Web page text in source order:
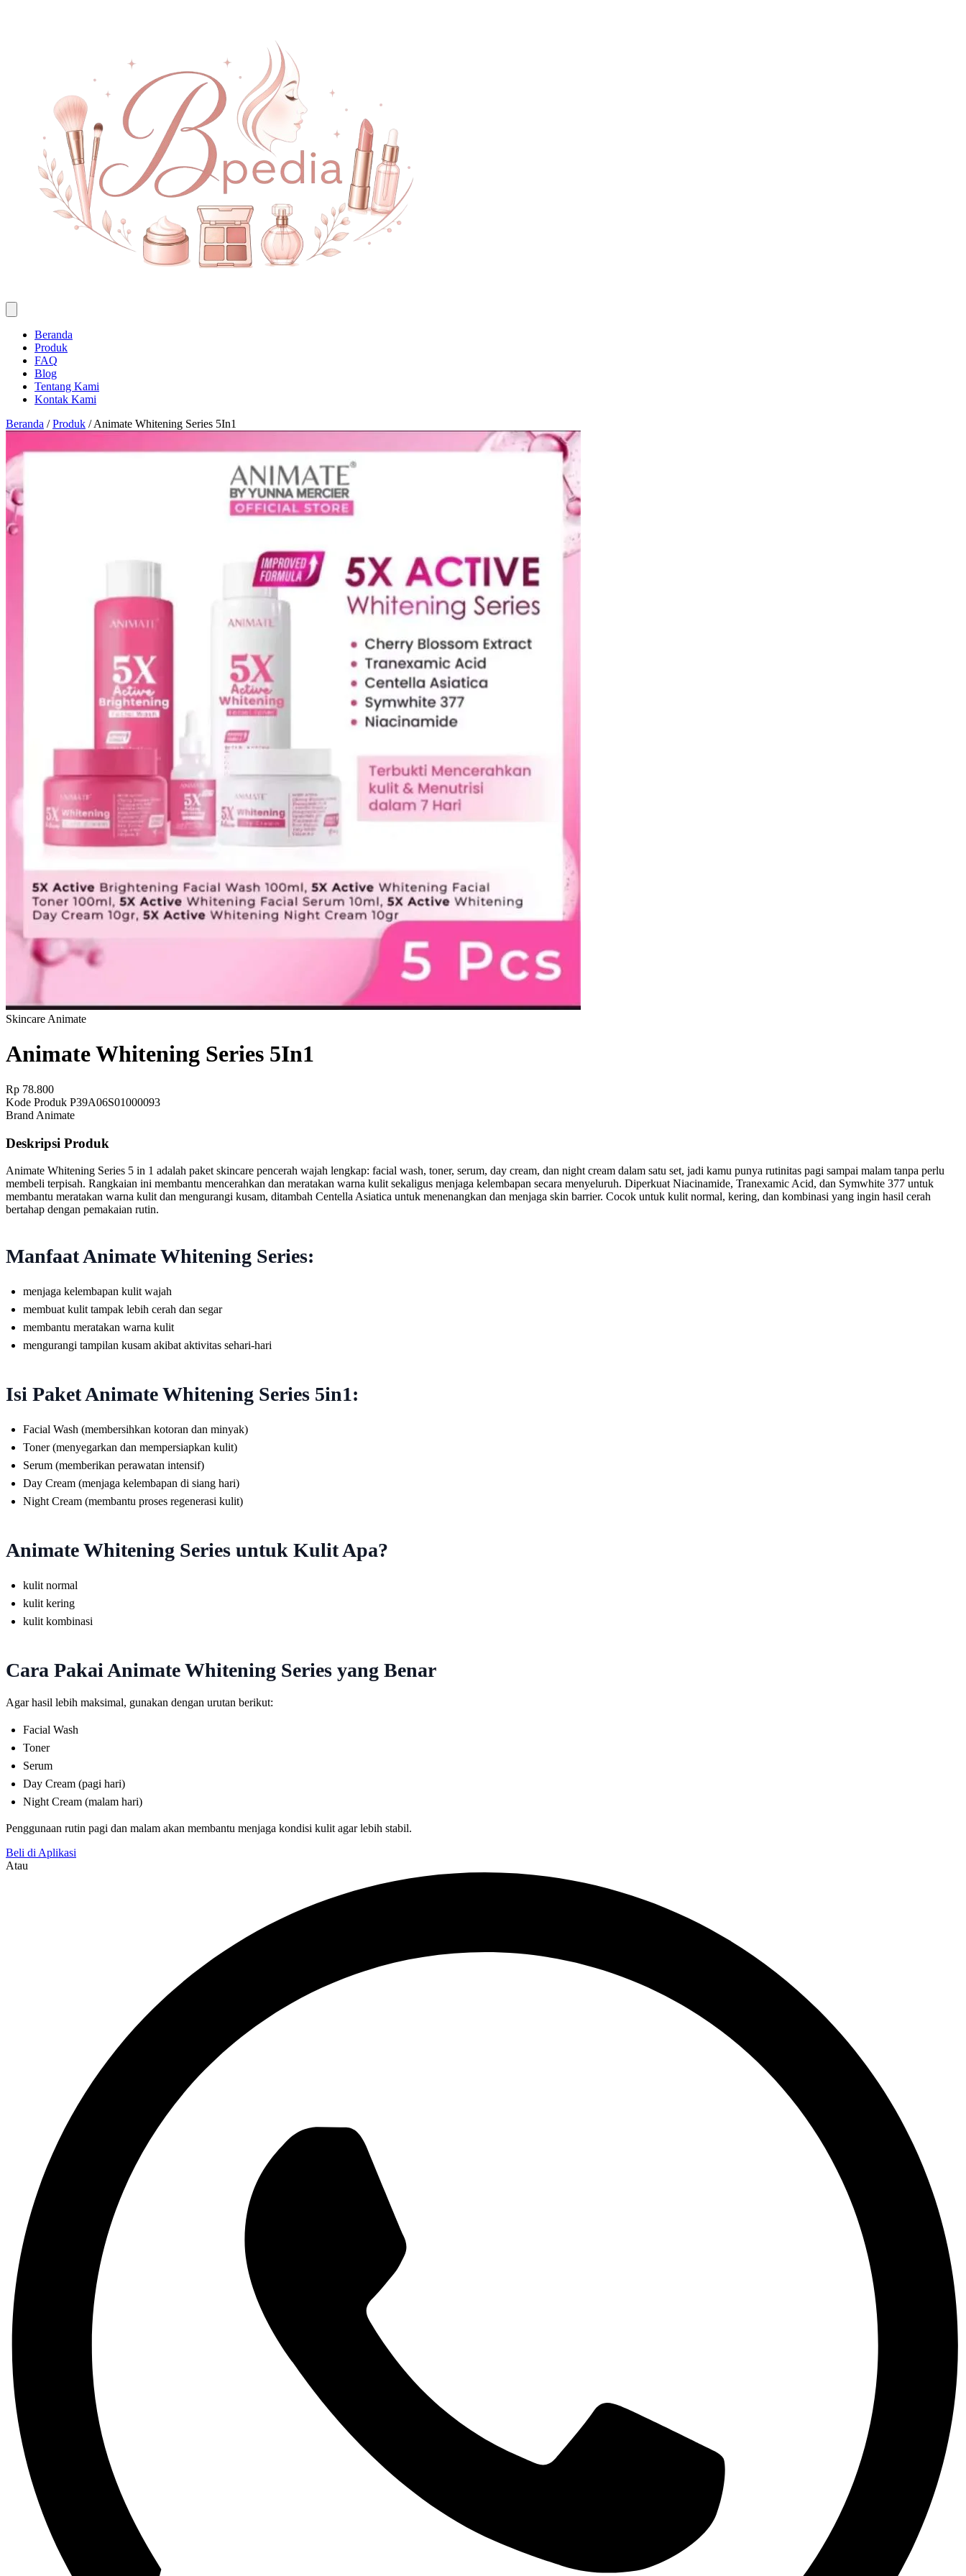
Beranda
Produk
FAQ
Blog
Tentang Kami
Kontak Kami
Beranda / Produk / Animate Whitening Series 5In1
Skincare Animate
Animate Whitening Series 5In1
Rp 78.800
Kode Produk P39A06S01000093
Brand Animate
Deskripsi Produk
Animate Whitening Series 5 in 1 adalah paket skincare pencerah wajah lengkap: facial wash, toner, serum, day cream, dan night cream dalam satu set, jadi kamu punya rutinitas pagi sampai malam tanpa perlu
membeli terpisah. Rangkaian ini membantu mencerahkan dan meratakan warna kulit sekaligus menjaga kelembapan secara menyeluruh. Diperkuat Niacinamide, Tranexamic Acid, dan Symwhite 377 untuk
membantu meratakan warna kulit dan mengurangi kusam, ditambah Centella Asiatica untuk menenangkan dan menjaga skin barrier. Cocok untuk kulit normal, kering, dan kombinasi yang ingin hasil cerah
bertahap dengan pemakaian rutin.
Manfaat Animate Whitening Series:
menjaga kelembapan kulit wajah
membuat kulit tampak lebih cerah dan segar
membantu meratakan warna kulit
mengurangi tampilan kusam akibat aktivitas sehari-hari
Isi Paket Animate Whitening Series 5in1:
Facial Wash (membersihkan kotoran dan minyak)
Toner (menyegarkan dan mempersiapkan kulit)
Serum (memberikan perawatan intensif)
Day Cream (menjaga kelembapan di siang hari)
Night Cream (membantu proses regenerasi kulit)
Animate Whitening Series untuk Kulit Apa?
kulit normal
kulit kering
kulit kombinasi
Cara Pakai Animate Whitening Series yang Benar
Agar hasil lebih maksimal, gunakan dengan urutan berikut:
Facial Wash
Toner
Serum
Day Cream (pagi hari)
Night Cream (malam hari)
Penggunaan rutin pagi dan malam akan membantu menjaga kondisi kulit agar lebih stabil.
Beli di Aplikasi
Atau